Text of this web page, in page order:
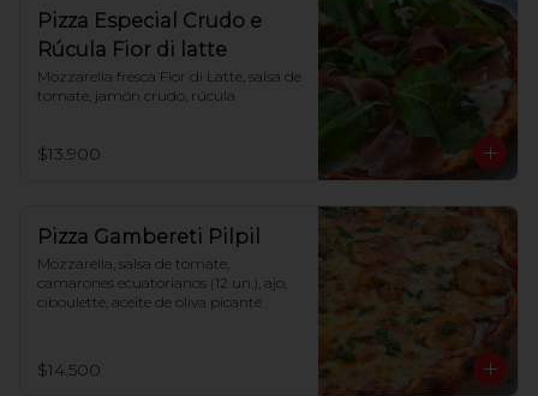
Pizza Especial Crudo e
Rúcula Fior di latte
Mozzarella fresca Fior di Latte, salsa de
tomate, jamón crudo, rúcula
$13.900
Pizza Gambereti Pilpil
Mozzarella, salsa de tomate,
camarones ecuatorianos (12 un.), ajo,
ciboulette, aceite de oliva picante
$14.500